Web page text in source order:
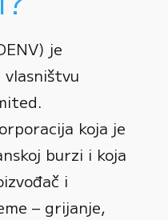
je
vlasništvu
koja je
burzi i koja
i
– grijanje,